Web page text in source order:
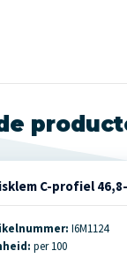
C-profiel
I6M1124
per 100